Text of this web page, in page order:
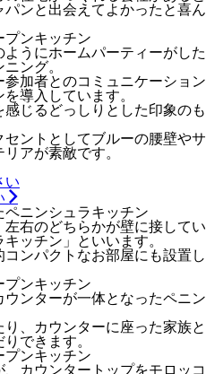
ンと出会えてよかったと喜ん
うにホームパーティーがした
ング。
加者とのコミュニケーション
導入しています。
じるどっしりとした印象のも
ントとしてブルーの腰壁やサ
アが素敵です。
ニンシュラキッチン
右のどちらかが壁に接してい
ッチン」といいます。
ンパクトなお部屋にも設置し
ンターが一体となったペニン
、カウンターに座った家族と
できます。
カウンタートップをモロッコ